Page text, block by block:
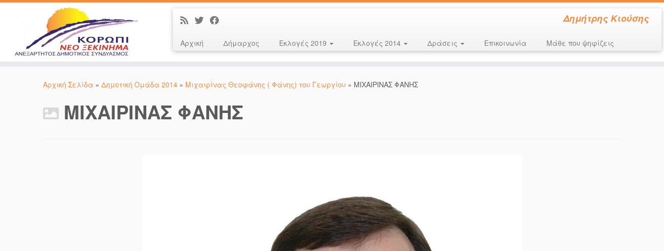
Δημήτρης Κιούσης
Αρχική Δήμαρχος Εκλογές 2019 Εκλογές 2014 Δράσεις Επικοινωνία Μάθε που ψηφίζεις
Αρχική Σελίδα » Δημοτική Ομάδα 2014 » Μιχαιρίνας Θεοφάνης ( Φάνης) του Γεωργίου » ΜΙΧΑΙΡΙΝΑΣ ΦΑΝΗΣ
ΜΙΧΑΙΡΙΝΑΣ ΦΑΝΗΣ